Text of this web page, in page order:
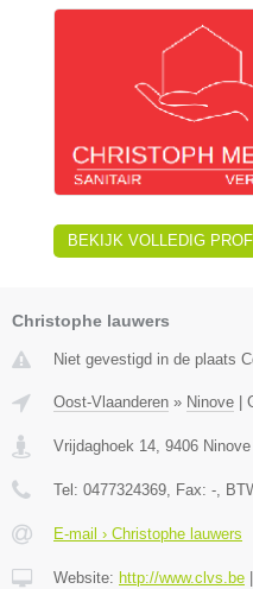
BEKIJK VOLLEDIG
Christophe lauwers
Niet gevestigd in de plaats
Oost-Vlaanderen » Ninove
Vrijdaghoek 14, 9406 Ninove
Tel: 0477324369, Fax: -,
E-mail › Christophe lauwers
Website: http://www.clvs.be